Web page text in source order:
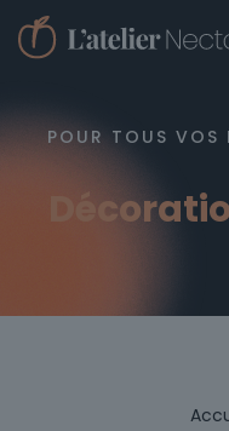
POUR TOUS VOS